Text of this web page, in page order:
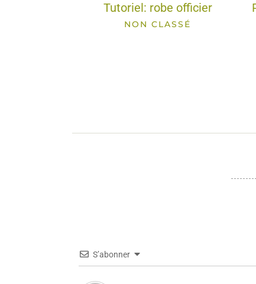
Tutoriel: robe officier
NON CLASSÉ
S’abonner